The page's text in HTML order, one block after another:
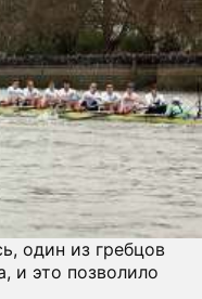
один из гребцов
и это позволило